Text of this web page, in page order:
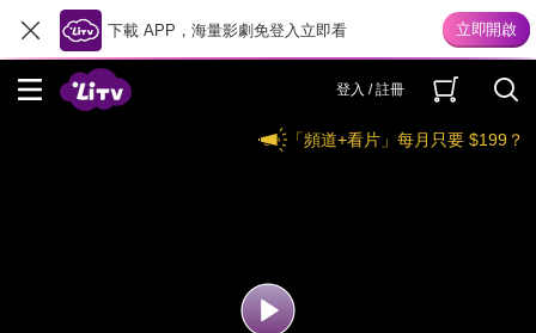
下載 APP，海量影劇免登入立即看
登入 / 註冊
「頻道+看片」每月只要 $199？